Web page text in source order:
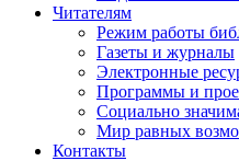
Читателям
Режим работы
Газеты и журналы
Электронные
Программы и
Социально
Мир равных
Контакты